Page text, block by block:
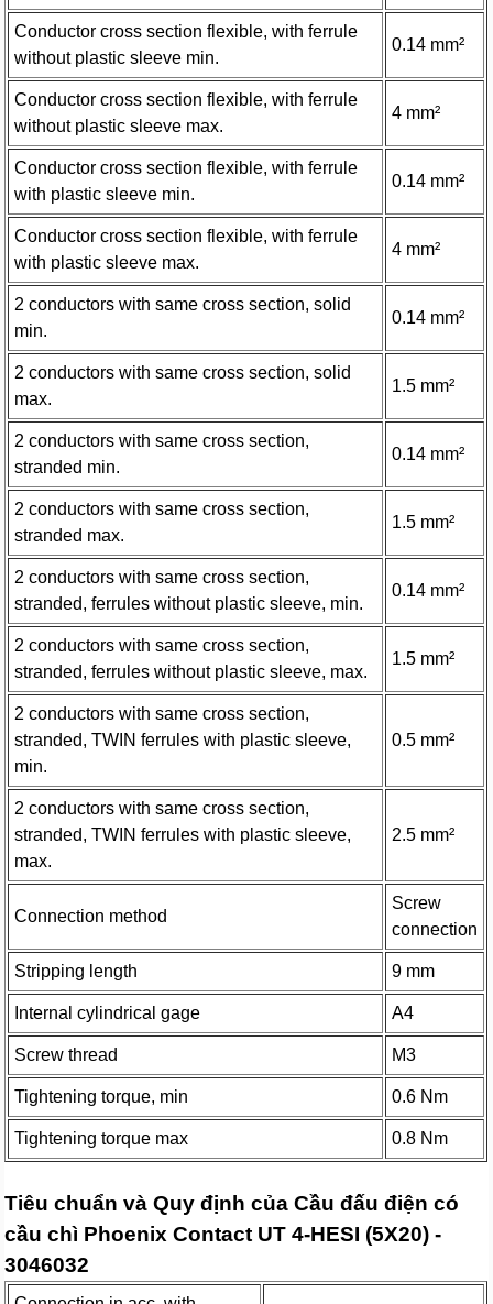
Conductor cross section flexible, with ferrule
without plastic sleeve min.
0.14 mm²
Conductor cross section flexible, with ferrule
without plastic sleeve max.
4 mm²
Conductor cross section flexible, with ferrule
with plastic sleeve min.
0.14 mm²
Conductor cross section flexible, with ferrule
with plastic sleeve max.
4 mm²
2 conductors with same cross section, solid
min.
0.14 mm²
2 conductors with same cross section, solid
max.
1.5 mm²
2 conductors with same cross section,
stranded min.
0.14 mm²
2 conductors with same cross section,
stranded max.
1.5 mm²
2 conductors with same cross section,
stranded, ferrules without plastic sleeve, min.
0.14 mm²
2 conductors with same cross section,
stranded, ferrules without plastic sleeve, max.
1.5 mm²
2 conductors with same cross section,
stranded, TWIN ferrules with plastic sleeve,
min.
0.5 mm²
2 conductors with same cross section,
stranded, TWIN ferrules with plastic sleeve,
max.
2.5 mm²
Connection method
Screw
connection
Stripping length 9 mm
Internal cylindrical gage A4
Screw thread M3
Tightening torque, min 0.6 Nm
Tightening torque max 0.8 Nm
Tiêu chuẩn và Quy định của Cầu đấu điện có
cầu chì Phoenix Contact UT 4-HESI (5X20) -
3046032